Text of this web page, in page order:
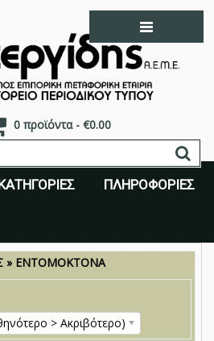
0 προϊόντα - €0.00
ΠΛΗΡΟΦΟΡΊΕΣ
Εγγραφή
» ΕΝΤΟΜΟΚΤΟΝΑ
> Ακριβότερο)